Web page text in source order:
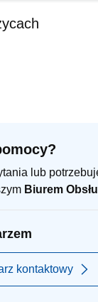
lub
Biurem
kontaktowy